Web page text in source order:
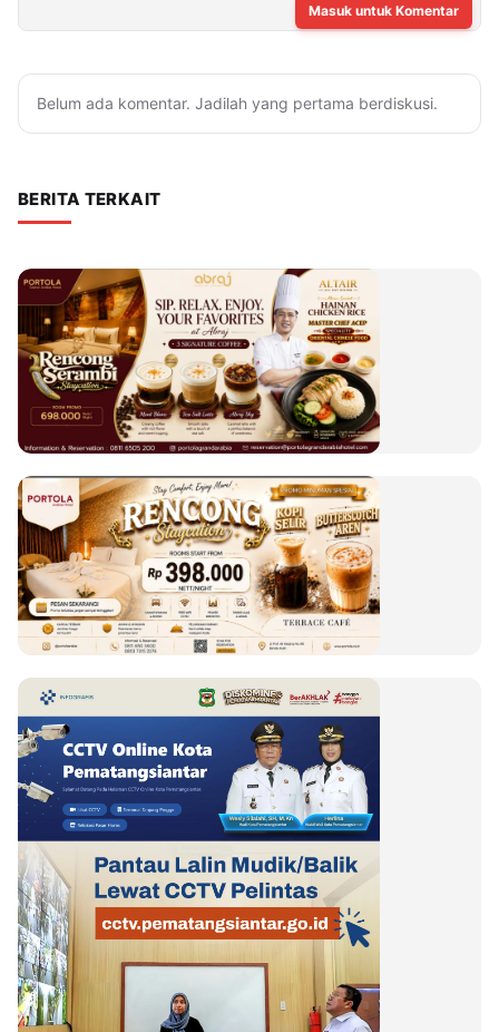
Masuk untuk Komentar
Belum ada komentar. Jadilah yang pertama berdiskusi.
BERITA TERKAIT